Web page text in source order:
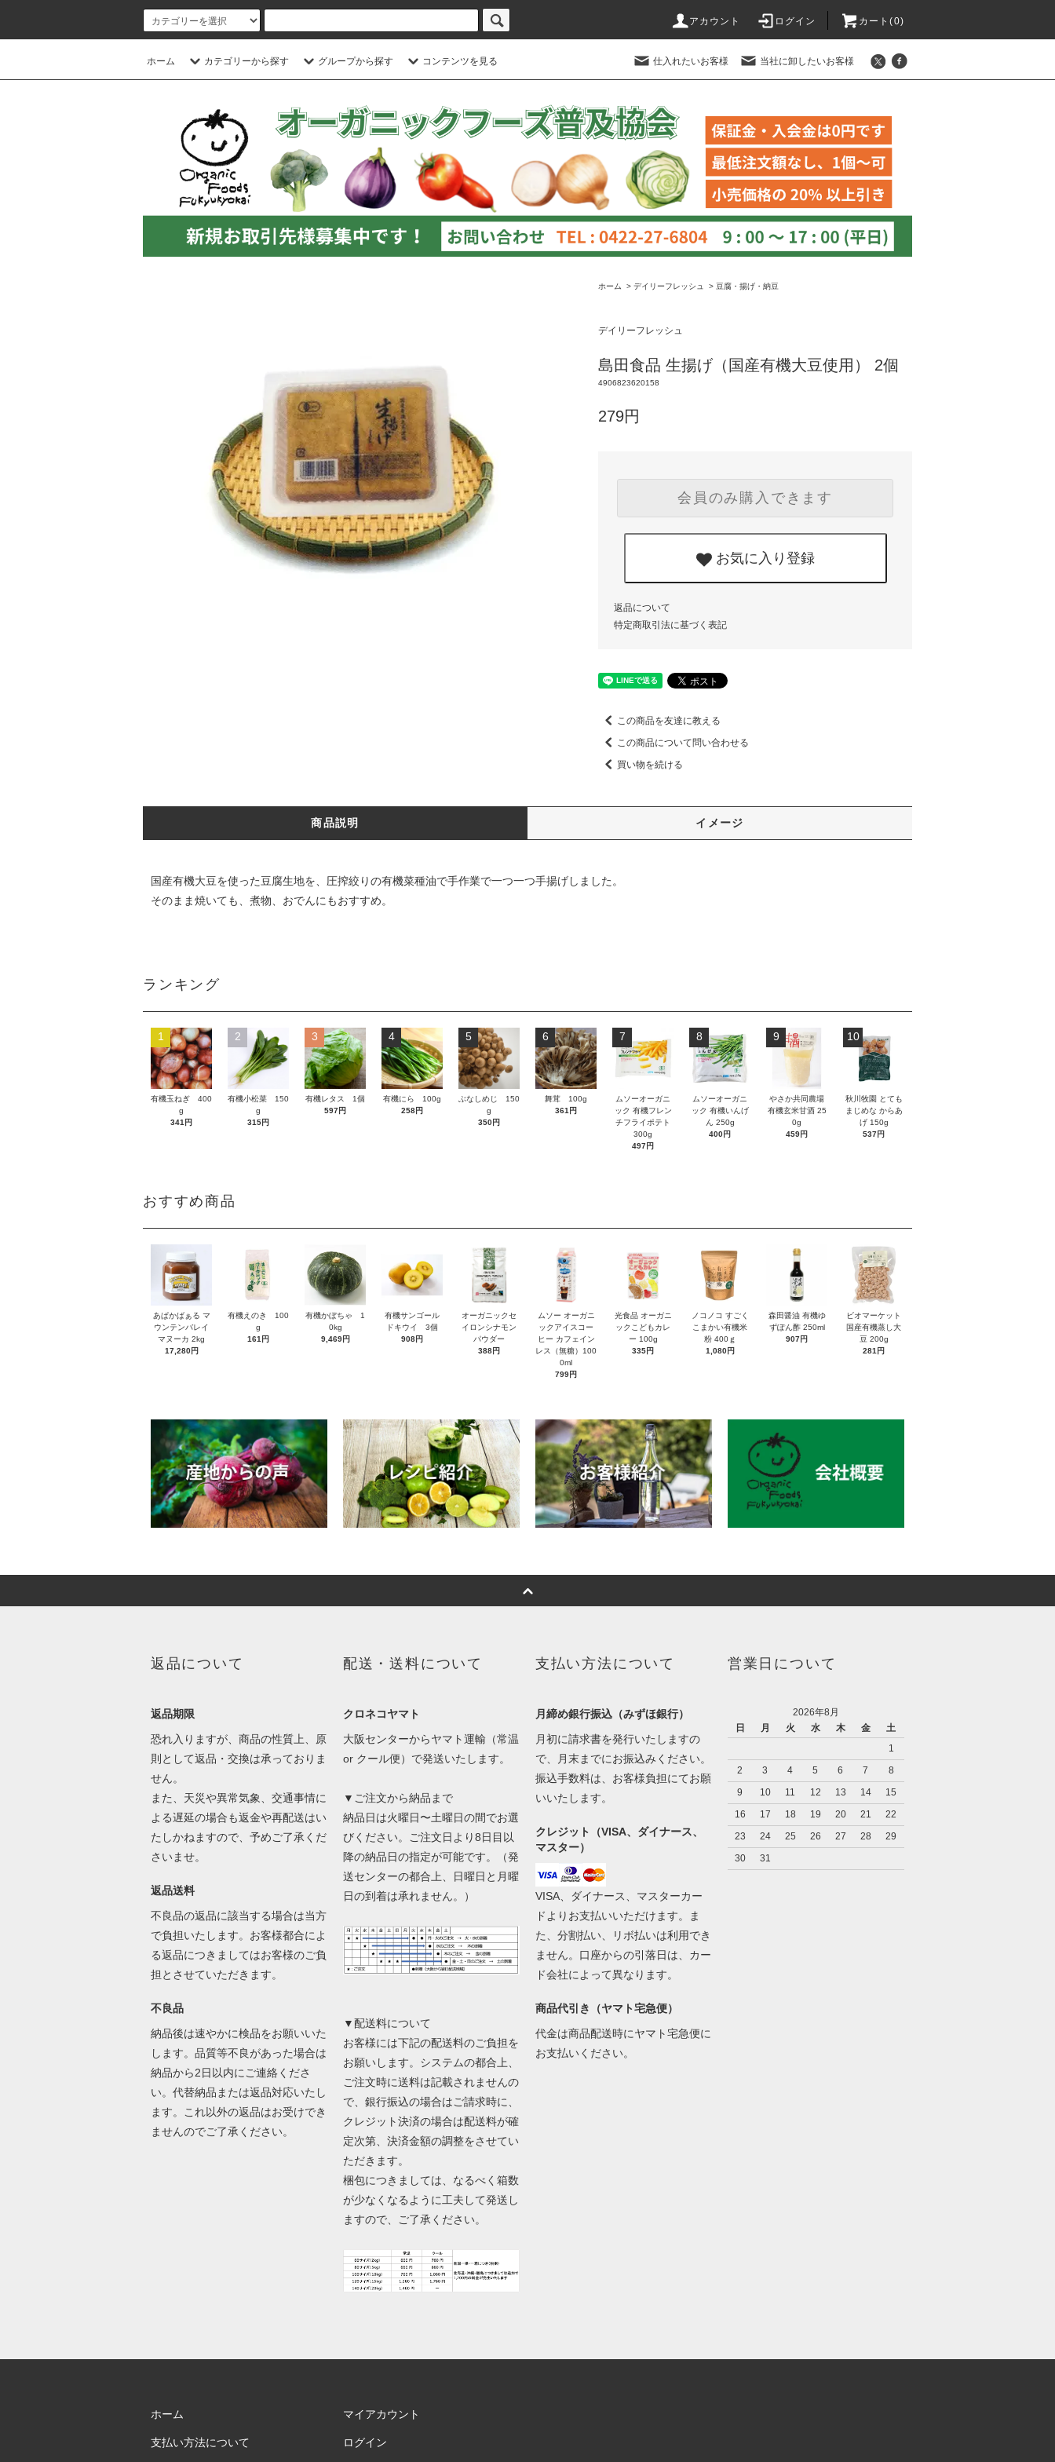
アカウント ログイン カート(0)
ホーム カテゴリーから探す グループから探す コンテンツを見る 仕入れたいお客様 当社に卸したいお客様
ホーム > デイリーフレッシュ > 豆腐・揚げ・納豆
デイリーフレッシュ
島田食品 生揚げ（国産有機大豆使用） 2個
4906823620158
279円
会員のみ購入できます
お気に入り登録
返品について
特定商取引法に基づく表記
この商品を友達に教える
この商品について問い合わせる
買い物を続ける
商品説明 イメージ
国産有機大豆を使った豆腐生地を、圧搾絞りの有機菜種油で手作業で一つ一つ手揚げしました。
そのまま焼いても、煮物、おでんにもおすすめ。
ランキング
1
有機玉ねぎ 400
g
341円
2
有機小松菜 150
g
315円
3
有機レタス 1個
597円
4
有機にら 100g
258円
5
ぶなしめじ 150
g
350円
6
舞茸 100g
361円
7
ムソーオーガニ
ック 有機フレン
チフライポテト
300g
497円
8
ムソーオーガニ
ック 有機いんげ
ん 250g
400円
9
やさか共同農場
有機玄米甘酒 25
0g
459円
10
秋川牧園 とても
まじめな からあ
げ 150g
537円
おすすめ商品
あぱかばぁる マ
ウンテンバレイ
マヌーカ 2kg
17,280円
有機えのき 100
g
161円
有機かぼちゃ 1
0kg
9,469円
有機サンゴール
ドキウイ 3個
908円
オーガニックセ
イロンシナモン
パウダー
388円
ムソー オーガニ
ックアイスコー
ヒー カフェイン
レス（無糖）100
0ml
799円
光食品 オーガニ
ックこどもカレ
ー 100g
335円
ノコノコ すごく
こまかい有機米
粉 400ｇ
1,080円
森田醤油 有機ゆ
ずぽん酢 250ml
907円
ビオマーケット
国産有機蒸し大
豆 200g
281円
返品について
返品期限
恐れ入りますが、商品の性質上、原
則として返品・交換は承っておりま
せん。
また、天災や異常気象、交通事情に
よる遅延の場合も返金や再配送はい
たしかねますので、予めご了承くだ
さいませ。
返品送料
不良品の返品に該当する場合は当方
で負担いたします。お客様都合によ
る返品につきましてはお客様のご負
担とさせていただきます。
不良品
納品後は速やかに検品をお願いいた
します。品質等不良があった場合は
納品から2日以内にご連絡くださ
い。代替納品または返品対応いたし
ます。これ以外の返品はお受けでき
ませんのでご了承ください。
配送・送料について
クロネコヤマト
大阪センターからヤマト運輸（常温
or クール便）で発送いたします。
▼ご注文から納品まで
納品日は火曜日〜土曜日の間でお選
びください。ご注文日より8日目以
降の納品日の指定が可能です。（発
送センターの都合上、日曜日と月曜
日の到着は承れません。）
▼配送料について
お客様には下記の配送料のご負担を
お願いします。システムの都合上、
ご注文時に送料は記載されませんの
で、銀行振込の場合はご請求時に、
クレジット決済の場合は配送料が確
定次第、決済金額の調整をさせてい
ただきます。
梱包につきましては、なるべく箱数
が少なくなるように工夫して発送し
ますので、ご了承ください。
支払い方法について
月締め銀行振込（みずほ銀行）
月初に請求書を発行いたしますの
で、月末までにお振込みください。
振込手数料は、お客様負担にてお願
いいたします。
クレジット（VISA、ダイナース、
マスター）
VISA、ダイナース、マスターカー
ドよりお支払いいただけます。ま
た、分割払い、リボ払いは利用でき
ません。口座からの引落日は、カー
ド会社によって異なります。
商品代引き（ヤマト宅急便）
代金は商品配送時にヤマト宅急便に
お支払いください。
営業日について
2026年8月
日
月 火 水 木 金
土
1
2
3 4 5 6 7
8
9
10 11 12 13 14
15
16
17 18 19 20 21
22
23
24 25 26 27 28
29
30
31
ホーム
支払い方法について
マイアカウント
ログイン